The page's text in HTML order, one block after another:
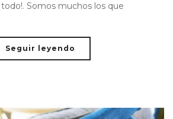
Somos muchos los que
Seguir leyendo